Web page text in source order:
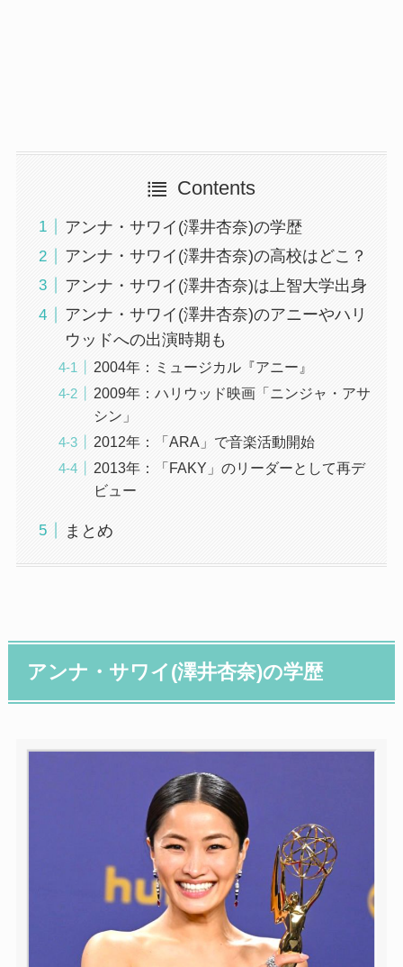
Contents
アンナ・サワイ(澤井杏奈)の学歴
アンナ・サワイ(澤井杏奈)の高校はどこ？
アンナ・サワイ(澤井杏奈)は上智大学出身
アンナ・サワイ(澤井杏奈)のアニーやハリ
ウッドへの出演時期も
2004年：ミュージカル『アニー』
2009年：ハリウッド映画「ニンジャ・アサ
シン」
2012年：「ARA」で音楽活動開始
2013年：「FAKY」のリーダーとして再デ
ビュー
まとめ
アンナ・サワイ(澤井杏奈)の学歴